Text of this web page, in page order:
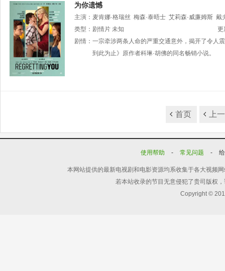
为你遗憾
主演： 麦肯娜·格瑞丝 梅森·泰晤士 艾莉森·威廉姆斯 戴
洛克维
玛莎儿·乐芙兰
伊桑·科斯
科默 玛克西玛·马斯特斯
类型： 剧情片 未知
更
剧情： 一宗牵涉两条人命的严重交通意外，揭开了令人
到此为止》原作者科琳·胡佛的同名畅销小说。
首页 上
使用帮助 - 常见问题 -
本网站提供的最新电视剧和电影资源均系收集于各大视频
若本站收录的节目无意侵犯了贵司版权
Copyright ©